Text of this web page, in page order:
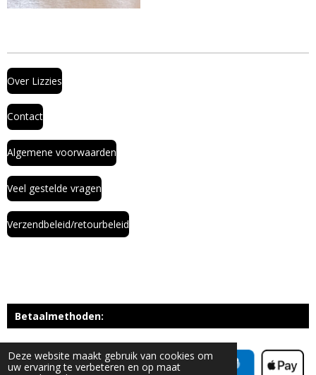
Deze website maakt gebruik van cookies om
uw ervaring te verbeteren en op maat
Over Lizzies
Contact
Algemene voorwaarden
Veel gestelde vragen
Verzendbeleid/retourbeleid
Betaalmethoden: